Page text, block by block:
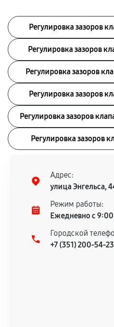
Регулировка зазоров
Регулировка зазоров
Регулировка зазоров
Регулировка зазоров
Регулировка зазоров
Регулировка зазоров
Адрес:
улица Энгельса,
Режим работы:
Ежедневно с
Городской
+7 (351) 200-54-23